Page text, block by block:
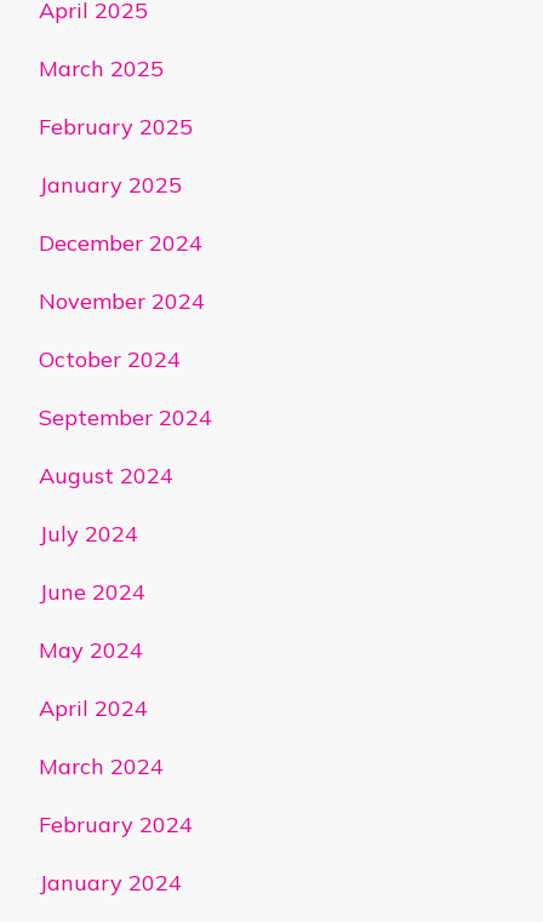
April 2025
March 2025
February 2025
January 2025
December 2024
November 2024
October 2024
September 2024
August 2024
July 2024
June 2024
May 2024
April 2024
March 2024
February 2024
January 2024